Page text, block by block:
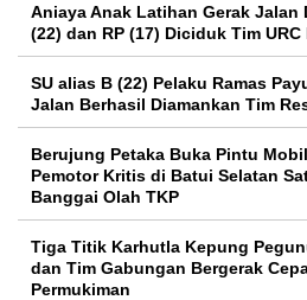
Aniaya Anak Latihan Gerak Jalan
(22) dan RP (17) Diciduk Tim
SU alias B (22) Pelaku Ramas
Jalan Berhasil Diamankan Tim
Berujung Petaka Buka Pintu
Pemotor Kritis di Batui Selatan
Banggai Olah TKP
Tiga Titik Karhutla Kepung
dan Tim Gabungan Bergerak
Permukiman